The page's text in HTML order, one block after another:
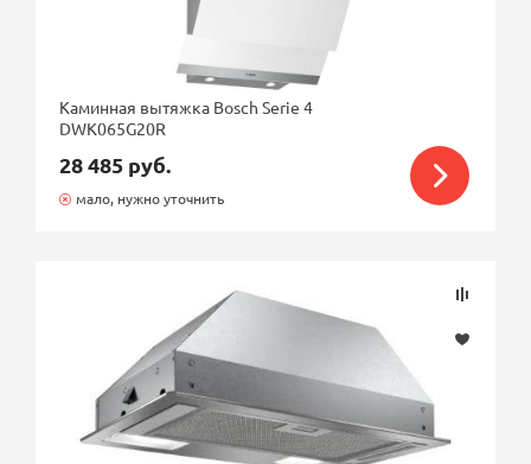
Каминная вытяжка Bosch Serie 4
DWK065G20R
28 485 руб.
мало, нужно уточнить